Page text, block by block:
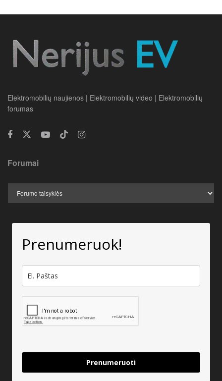
Elektromobilių naujienos | Elektromobilių video | Elektromobilių
forumas
Forumai
Prenumeruok!
Prenumeruoti